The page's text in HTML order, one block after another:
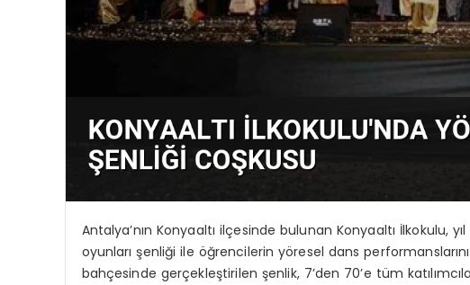
Antalya’nın Konyaaltı ilçesinde bulunan Konyaaltı İlkokulu,
oyunları şenliği ile öğrencilerin yöresel dans
bahçesinde gerçekleştirilen şenlik, 7’den 70’e tüm